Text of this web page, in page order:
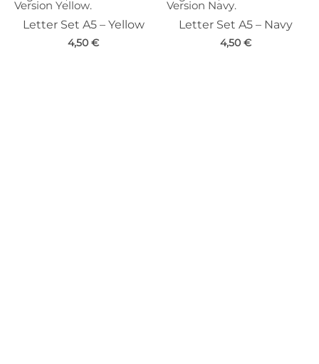
Letter Set A5 – Yellow
4,50 €
Letter Set A5 – Navy
4,50 €